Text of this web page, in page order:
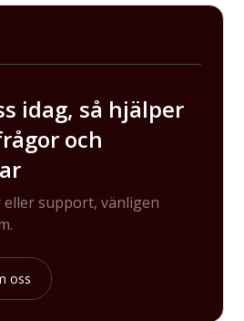
idag, så hjälper
och
support, vänligen
oss